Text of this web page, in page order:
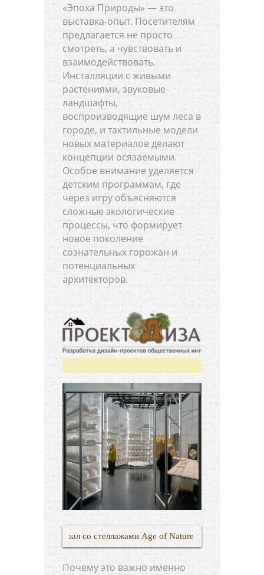
«Эпоха Природы» — это
выставка-опыт. Посетителям
предлагается не просто
смотреть, а чувствовать и
взаимодействовать.
Инсталляции с живыми
растениями, звуковые
ландшафты,
воспроизводящие шум леса в
городе, и тактильные модели
новых материалов делают
концепции осязаемыми.
Особое внимание уделяется
детским программам, где
через игру объясняются
сложные экологические
процессы, что формирует
новое поколение
сознательных горожан и
потенциальных
архитекторов.
зал со стеллажами Age of Nature
Почему это важно именно